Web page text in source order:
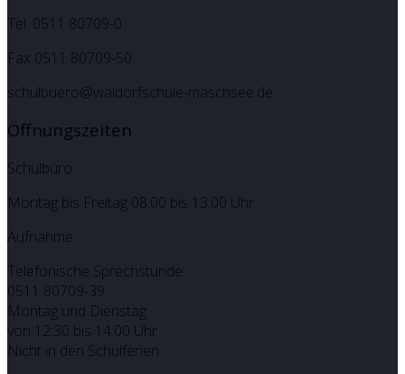
Tel. 0511 80709-0
Fax 0511 80709-50
schulbuero@waldorfschule-maschsee.de
Öffnungszeiten
Schulbüro
Montag bis Freitag 08:00 bis 13:00 Uhr
Aufnahme
Telefonische Sprechstunde:
0511 80709-39
Montag und Dienstag
von 12:30 bis 14:00 Uhr
Nicht in den Schulferien